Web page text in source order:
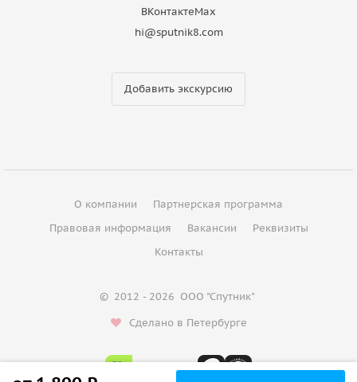
ВКонтактеMax
hi@sputnik8.com
Добавить экскурсию
О компании
Партнерская программа
Правовая информация
Вакансии
Реквизиты
Контакты
© 2012 - 2026 ООО "Спутник"
Сделано в Петербурге